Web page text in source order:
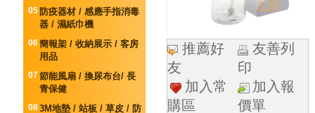
05 防疫器材 / 感應手指消毒
器 / 濕紙巾機
06簡報架 / 收納展示 / 客房
用品
07節能風扇 / 換尿布台/ 長
青保健
083M地墊 / 站板 / 草皮 / 防
推薦好
友
友善列
印
加入常
購區
加入報
價單